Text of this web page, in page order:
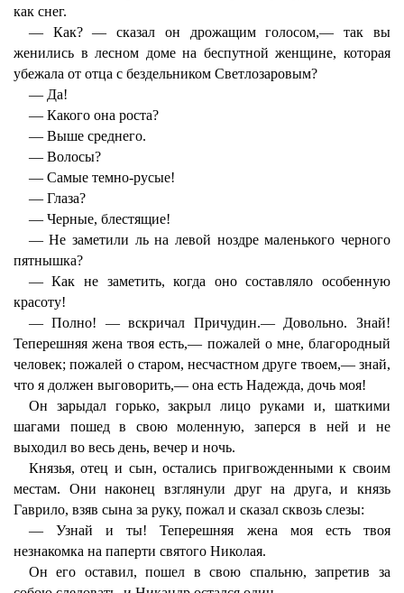
как снег.
— Как? — сказал он дрожащим голосом,— так вы
женились в лесном доме на беспутной женщине, которая
убежала от отца с бездельником Светлозаровым?
— Да!
— Какого она роста?
— Выше среднего.
— Волосы?
— Самые темно-русые!
— Глаза?
— Черные, блестящие!
— Не заметили ль на левой ноздре маленького черного
пятнышка?
— Как не заметить, когда оно составляло особенную
красоту!
— Полно! — вскричал Причудин.— Довольно. Знай!
Теперешняя жена твоя есть,— пожалей о мне, благородный
человек; пожалей о старом, несчастном друге твоем,— знай,
что я должен выговорить,— она есть Надежда, дочь моя!
Он зарыдал горько, закрыл лицо руками и, шаткими
шагами пошед в свою моленную, заперся в ней и не
выходил во весь день, вечер и ночь.
Князья, отец и сын, остались пригвожденными к своим
местам. Они наконец взглянули друг на друга, и князь
Гаврило, взяв сына за руку, пожал и сказал сквозь слезы:
— Узнай и ты! Теперешняя жена моя есть твоя
незнакомка на паперти святого Николая.
Он его оставил, пошел в свою спальню, запретив за